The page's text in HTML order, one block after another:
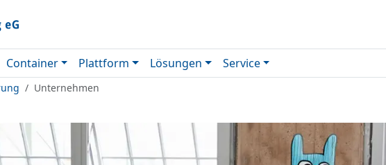
Container Plattform Lösungen Service
Unternehmen